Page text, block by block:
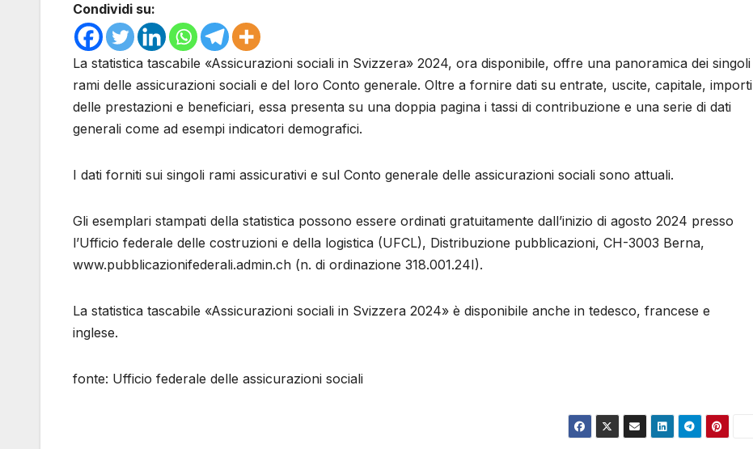
Condividi su:
La statistica tascabile «Assicurazioni sociali in Svizzera» 2024, ora disponibile, offre una panoramica dei singoli
rami delle assicurazioni sociali e del loro Conto generale. Oltre a fornire dati su entrate, uscite, capitale, importi
delle prestazioni e beneficiari, essa presenta su una doppia pagina i tassi di contribuzione e una serie di dati
generali come ad esempi indicatori demografici.
I dati forniti sui singoli rami assicurativi e sul Conto generale delle assicurazioni sociali sono attuali.
Gli esemplari stampati della statistica possono essere ordinati gratuitamente dall’inizio di agosto 2024 presso
l’Ufficio federale delle costruzioni e della logistica (UFCL), Distribuzione pubblicazioni, CH-3003 Berna,
www.pubblicazionifederali.admin.ch (n. di ordinazione 318.001.24I).
La statistica tascabile «Assicurazioni sociali in Svizzera 2024» è disponibile anche in tedesco, francese e
inglese.
fonte: Ufficio federale delle assicurazioni sociali